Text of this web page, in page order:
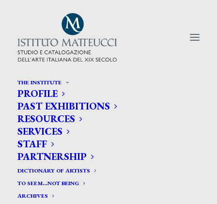
THE INSTITUTE
PROFILE
PAST EXHIBITIONS
RESOURCES
SERVICES
STAFF
PARTNERSHIP
DICTIONARY OF ARTISTS
TO SEEM…NOT BEING
ARCHIVES
CERCA TRA GLI ARTISTI:
Search
for: